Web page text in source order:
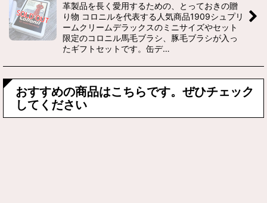
革製品を長く愛用するための、とっておきの贈
り物 コロニルを代表する人気商品1909シュプリ
ームクリームデラックスのミニサイズやセット
限定のコロニル馬毛ブラシ、豚毛ブラシが入っ
たギフトセットです。缶デ…
おすすめの商品はこちらです。ぜひチェック
してください